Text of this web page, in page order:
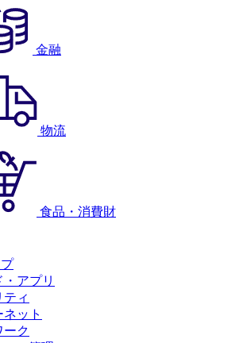
金融
物流
食品・消費財
・アプリ
ティ
ット
ーク